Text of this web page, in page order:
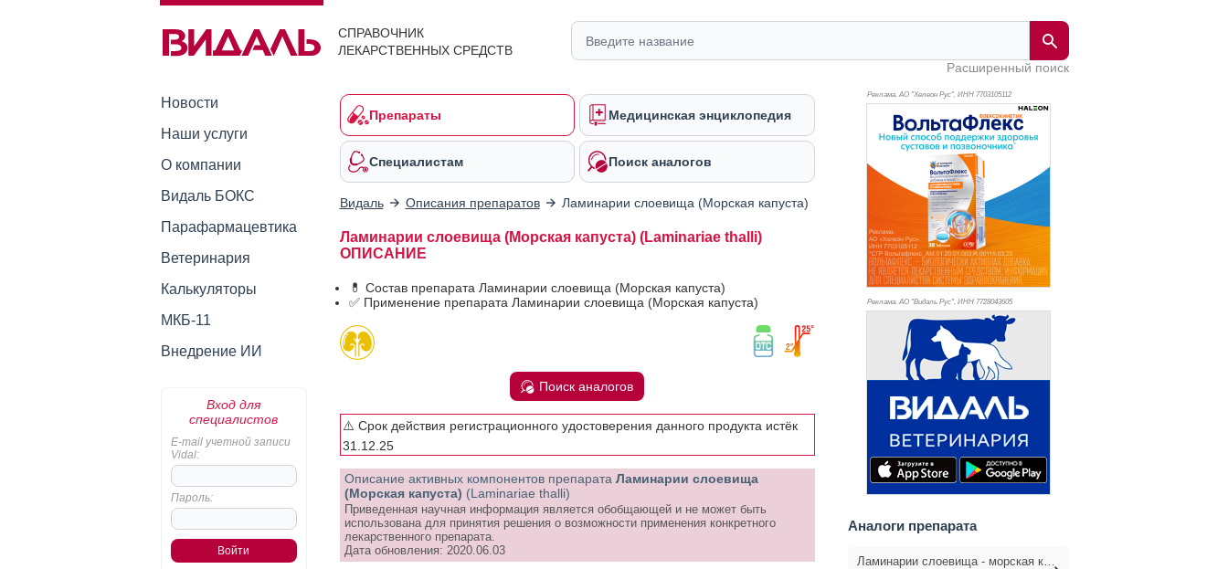
СПРАВОЧНИК
ЛЕКАРСТВЕННЫХ СРЕДСТВ
Расширенный поиск
Новости
Наши услуги
О компании
Видаль БОКС
Парафармацевтика
Ветеринария
Калькуляторы
МКБ-11
Внедрение ИИ
Вход для
специалистов
E-mail учетной записи
Vidal:
Пароль:
Препараты Медицинская энциклопедия
Специалистам Поиск аналогов
Видаль Описания препаратов Ламинарии слоевища (Морская капуста)
Ламинарии слоевища (Морская капуста) (Laminariae thalli)
ОПИСАНИЕ
💊 Состав препарата Ламинарии слоевища (Морская капуста)
✅ Применение препарата Ламинарии слоевища (Морская капуста)
Поиск аналогов
⚠️ Срок действия регистрационного удостоверения данного продукта истёк
31.12.25
Описание активных компонентов препарата Ламинарии слоевища
(Морская капуста) (Laminariae thalli)
Приведенная научная информация является обобщающей и не может быть
использована для принятия решения о возможности применения конкретного
лекарственного препарата.
Дата обновления: 2020.06.03
Реклама. АО "Хелеон Рус", ИНН 7703105112
Реклама. АО "Видаль Рус", ИНН 7728043605
Аналоги препарата
Ламинарии слоевища - морская капуста